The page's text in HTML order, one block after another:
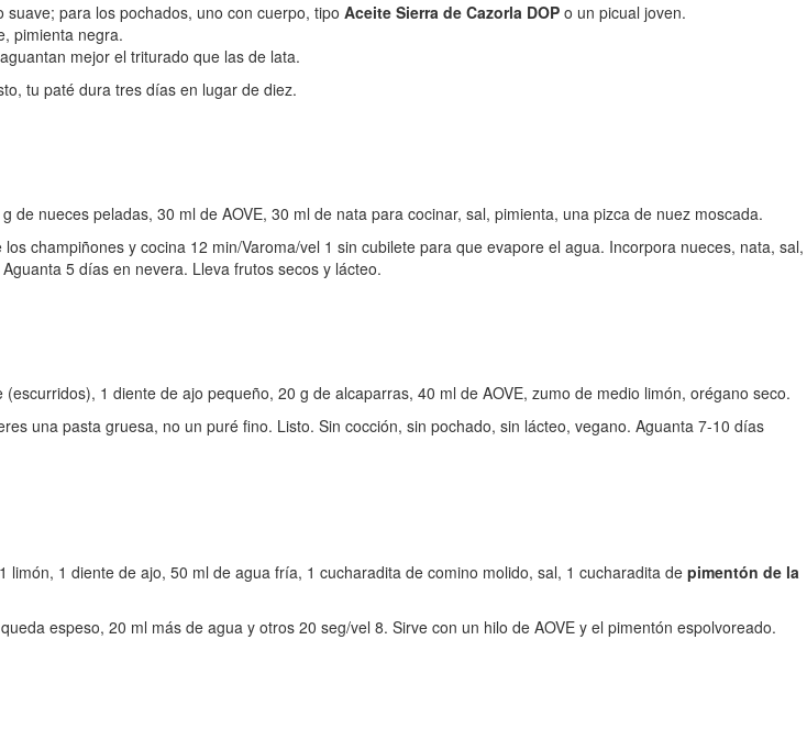
para los pochados, uno con cuerpo, tipo Aceite Sierra de Cazorla DOP o un picual joven.
pimienta negra.
mejor el triturado que las de lata.
tu paté dura tres días en lugar de diez.
nueces peladas, 30 ml de AOVE, 30 ml de nata para cocinar, sal, pimienta, una pizca de nuez moscada.
champiñones y cocina 12 min/Varoma/vel 1 sin cubilete para que evapore el agua. Incorpora nueces, nata, sal,
5 días en nevera. Lleva frutos secos y lácteo.
1 diente de ajo pequeño, 20 g de alcaparras, 40 ml de AOVE, zumo de medio limón, orégano seco.
una pasta gruesa, no un puré fino. Listo. Sin cocción, sin pochado, sin lácteo, vegano. Aguanta 7-10 días
1 diente de ajo, 50 ml de agua fría, 1 cucharadita de comino molido, sal, 1 cucharadita de pimentón de la
espeso, 20 ml más de agua y otros 20 seg/vel 8. Sirve con un hilo de AOVE y el pimentón espolvoreado.